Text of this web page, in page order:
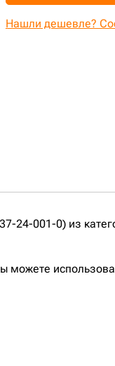
Нашли дешевле?
24-001-0) из
можете